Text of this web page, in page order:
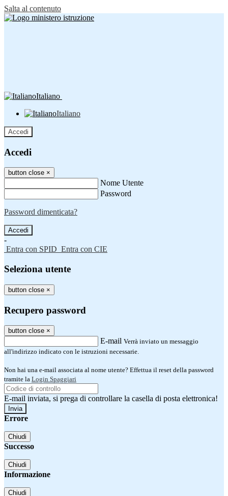
Salta al contenuto
Italiano
Italiano
Accedi
Accedi
button close ×
Nome Utente
Password
Password dimenticata?
-
Entra con SPID Entra con CIE
Seleziona utente
button close ×
Recupero password
button close ×
E-mail Verrà inviato un messaggio
all'indirizzo indicato con le istruzioni necessarie.
Non hai una e-mail associata al nome utente? Effettua il reset della password
tramite la Login Spaggiari
E-mail inviata, si prega di controllare la casella di posta elettronica!
Errore
Chiudi
Successo
Chiudi
Informazione
Chiudi